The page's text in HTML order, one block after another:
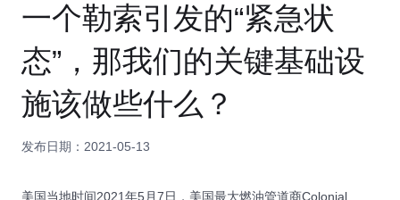
一个勒索引发的“紧急状
态”，那我们的关键基础设
施该做些什么？
发布日期：2021-05-13
​美国当地时间2021年5月7日，美国最大燃油管道商Colonial